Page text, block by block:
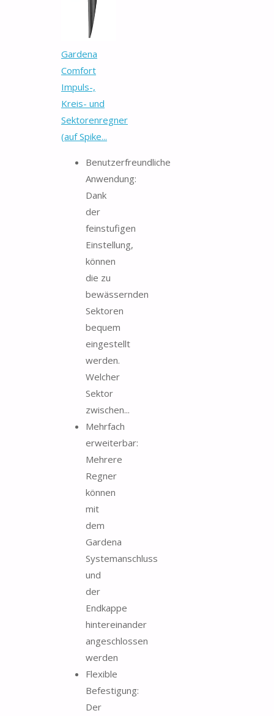
Gardena
Comfort
Impuls-,
Kreis- und
Sektorenregner
(auf Spike...
Benutzerfreundliche
Anwendung:
Dank
der
feinstufigen
Einstellung,
können
die zu
bewässernden
Sektoren
bequem
eingestellt
werden.
Welcher
Sektor
zwischen...
Mehrfach
erweiterbar:
Mehrere
Regner
können
mit
dem
Gardena
Systemanschluss
und
der
Endkappe
hintereinander
angeschlossen
werden
Flexible
Befestigung:
Der